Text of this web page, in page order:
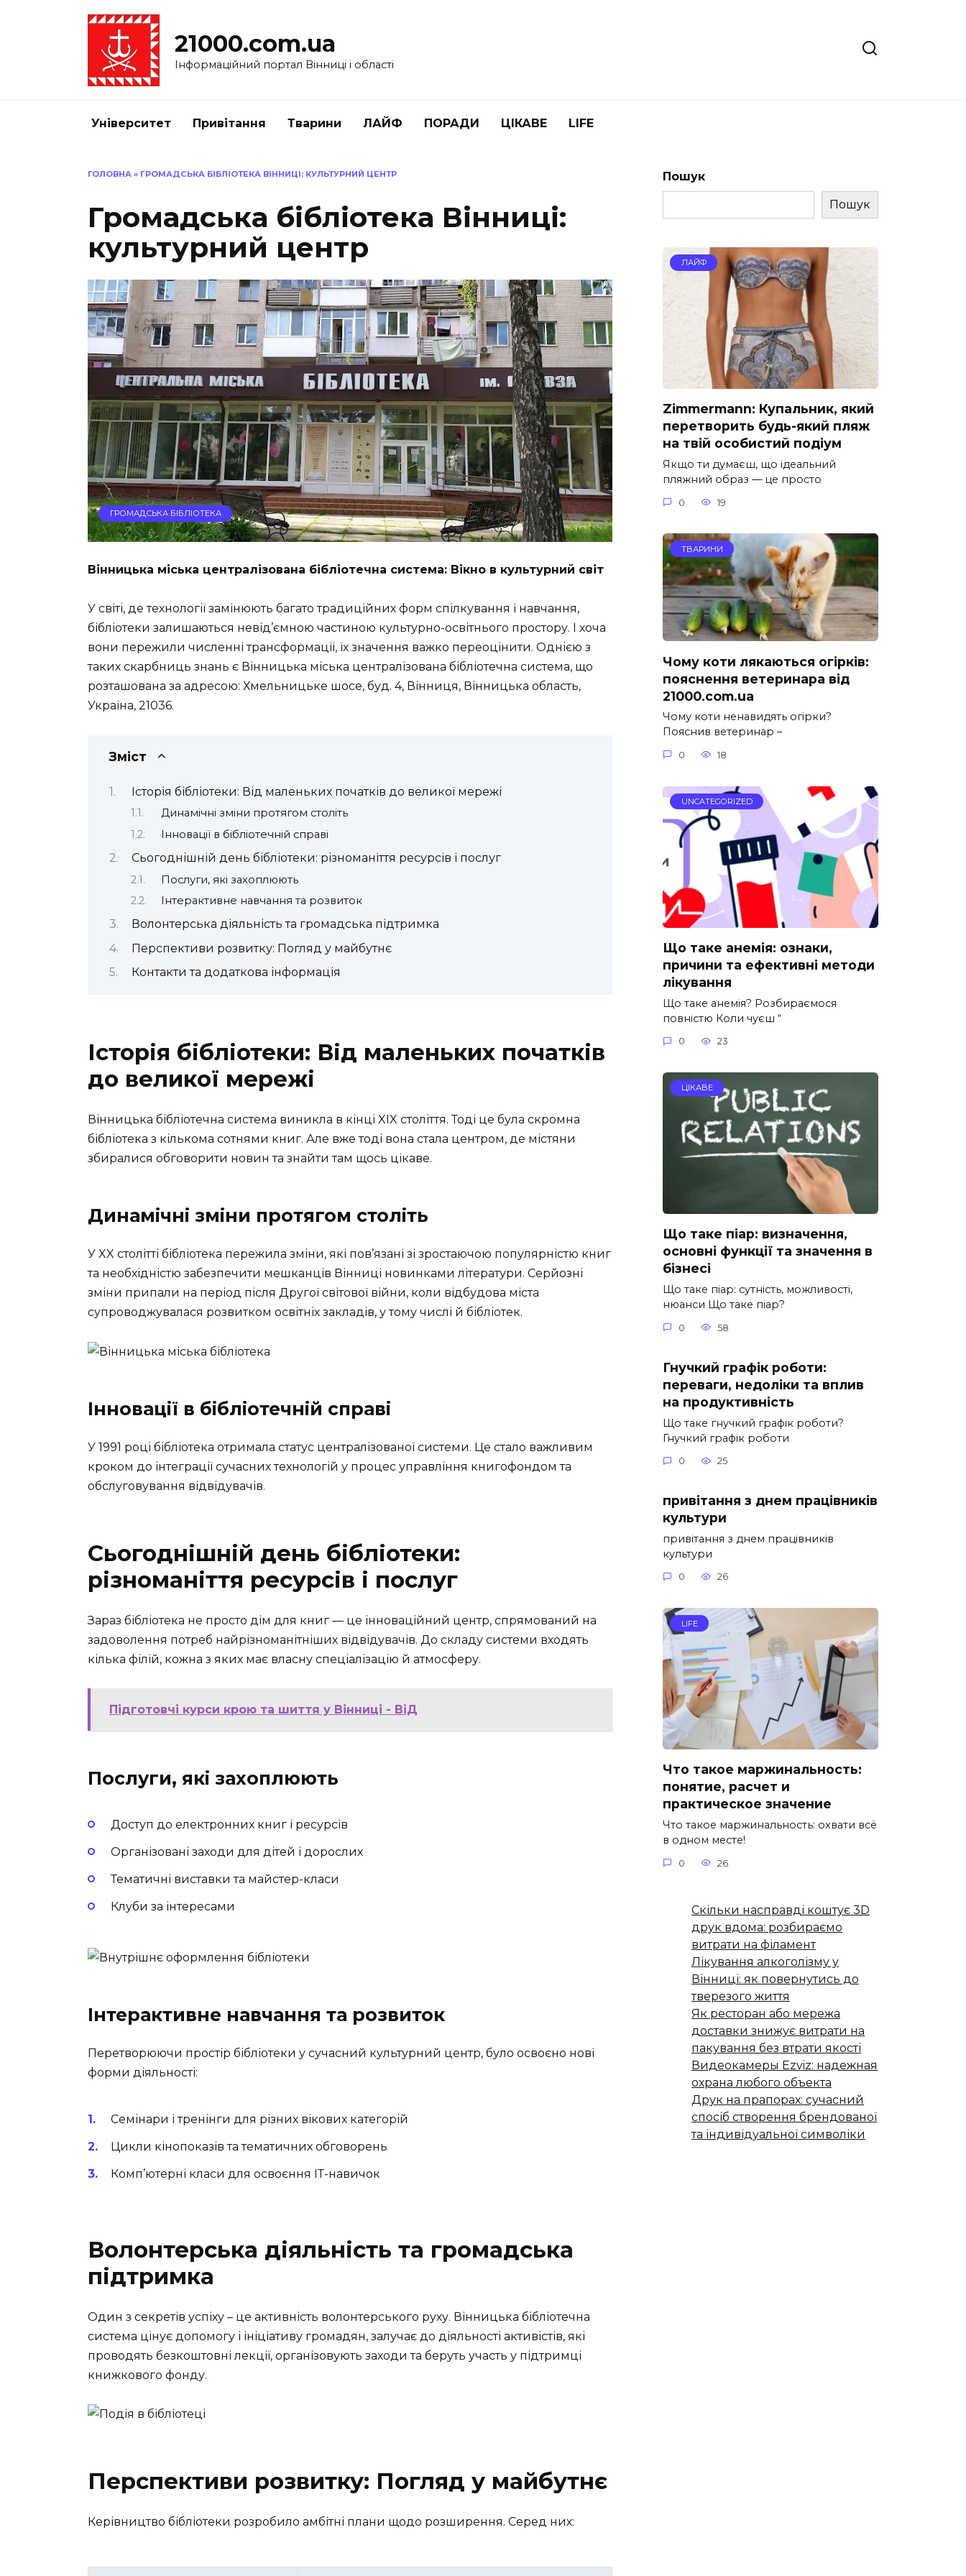
21000.com.ua
Інформаційний портал Вінниці і області
Університет Привітання Тварини ЛАЙФ ПОРАДИ ЦІКАВЕ LIFE
ГОЛОВНА » ГРОМАДСЬКА БІБЛІОТЕКА ВІННИЦІ: КУЛЬТУРНИЙ ЦЕНТР
Громадська бібліотека Вінниці:
культурний центр
ГРОМАДСЬКА БІБЛІОТЕКА
Вінницька міська централізована бібліотечна система: Вікно в культурний світ
У світі, де технології замінюють багато традиційних форм спілкування і навчання,
бібліотеки залишаються невід’ємною частиною культурно-освітнього простору. І хоча
вони пережили численні трансформації, їх значення важко переоцінити. Однією з
таких скарбниць знань є Вінницька міська централізована бібліотечна система, що
розташована за адресою: Хмельницьке шосе, буд. 4, Вінниця, Вінницька область,
Україна, 21036.
Зміст
Історія бібліотеки: Від маленьких початків до великої мережі
Динамічні зміни протягом століть
Інновації в бібліотечній справі
Сьогоднішній день бібліотеки: різноманіття ресурсів і послуг
Послуги, які захоплюють
Інтерактивне навчання та розвиток
Волонтерська діяльність та громадська підтримка
Перспективи розвитку: Погляд у майбутнє
Контакти та додаткова інформація
Історія бібліотеки: Від маленьких початків
до великої мережі
Вінницька бібліотечна система виникла в кінці XIX століття. Тоді це була скромна
бібліотека з кількома сотнями книг. Але вже тоді вона стала центром, де містяни
збиралися обговорити новин та знайти там щось цікаве.
Динамічні зміни протягом століть
У XX столітті бібліотека пережила зміни, які пов’язані зі зростаючою популярністю книг
та необхідністю забезпечити мешканців Вінниці новинками літератури. Серйозні
зміни припали на період після Другої світової війни, коли відбудова міста
супроводжувалася розвитком освітніх закладів, у тому числі й бібліотек.
Інновації в бібліотечній справі
У 1991 році бібліотека отримала статус централізованої системи. Це стало важливим
кроком до інтеграції сучасних технологій у процес управління книгофондом та
обслуговування відвідувачів.
Сьогоднішній день бібліотеки:
різноманіття ресурсів і послуг
Зараз бібліотека не просто дім для книг — це інноваційний центр, спрямований на
задоволення потреб найрізноманітніших відвідувачів. До складу системи входять
кілька філій, кожна з яких має власну спеціалізацію й атмосферу.
Підготовчі курси крою та шиття у Вінниці - ВіД
Послуги, які захоплюють
Доступ до електронних книг і ресурсів
Організовані заходи для дітей і дорослих
Тематичні виставки та майстер-класи
Клуби за інтересами
Інтерактивне навчання та розвиток
Перетворюючи простір бібліотеки у сучасний культурний центр, було освоєно нові
форми діяльності:
Семінари і тренінги для різних вікових категорій
Цикли кінопоказів та тематичних обговорень
Комп’ютерні класи для освоєння ІТ-навичок
Волонтерська діяльність та громадська
підтримка
Один з секретів успіху – це активність волонтерського руху. Вінницька бібліотечна
система цінує допомогу і ініціативу громадян, залучає до діяльності активістів, які
проводять безкоштовні лекції, організовують заходи та беруть участь у підтримці
книжкового фонду.
Перспективи розвитку: Погляд у майбутнє
Керівництво бібліотеки розробило амбітні плани щодо розширення. Серед них:
Пошук
Пошук
ЛАЙФ
Zimmermann: Купальник, який
перетворить будь-який пляж
на твій особистий подіум
Якщо ти думаєш, що ідеальний
пляжний образ — це просто
0 19
ТВАРИНИ
Чому коти лякаються огірків:
пояснення ветеринара від
21000.com.ua
Чому коти ненавидять огірки?
Пояснив ветеринар –
0 18
UNCATEGORIZED
Що таке анемія: ознаки,
причини та ефективні методи
лікування
Що таке анемія? Розбираємося
повністю Коли чуєш “
0 23
ЦІКАВЕ
Що таке піар: визначення,
основні функції та значення в
бізнесі
Що таке піар: сутність, можливості,
нюанси Що таке піар?
0 58
Гнучкий графік роботи:
переваги, недоліки та вплив
на продуктивність
Що таке гнучкий графік роботи?
Гнучкий графік роботи
0 25
привітання з днем працівників
культури
привітання з днем працівників
культури
0 26
LIFE
Что такое маржинальность:
понятие, расчет и
практическое значение
Что такое маржинальность: охвати всё
в одном месте!
0 26
Скільки насправді коштує 3D
друк вдома: розбираємо
витрати на філамент
Лікування алкоголізму у
Вінниці: як повернутись до
тверезого життя
Як ресторан або мережа
доставки знижує витрати на
пакування без втрати якості
Видеокамеры Ezviz: надежная
охрана любого объекта
Друк на прапорах: сучасний
спосіб створення брендованої
та індивідуальної символіки